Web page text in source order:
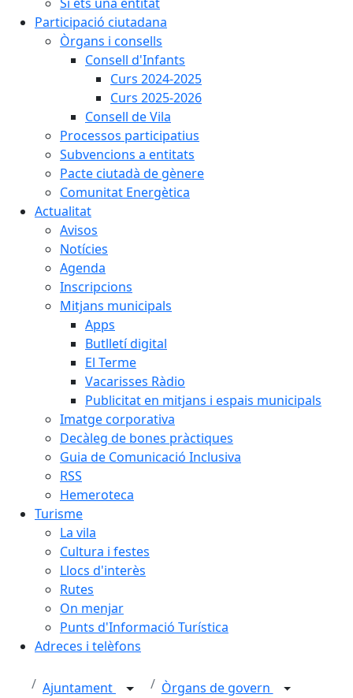
Participació ciutadana
Òrgans i consells
Consell d'Infants
Curs 2024-2025
Curs 2025-2026
Consell de Vila
Processos participatius
Subvencions a entitats
Pacte ciutadà de gènere
Comunitat Energètica
Actualitat
Avisos
Notícies
Agenda
Inscripcions
Mitjans municipals
Apps
Butlletí digital
El Terme
Vacarisses Ràdio
Publicitat en mitjans i espais municipals
Imatge corporativa
Decàleg de bones pràctiques
Guia de Comunicació Inclusiva
RSS
Hemeroteca
Turisme
La vila
Cultura i festes
Llocs d'interès
Rutes
On menjar
Punts d'Informació Turística
Adreces i telèfons
Ajuntament
Òrgans de govern